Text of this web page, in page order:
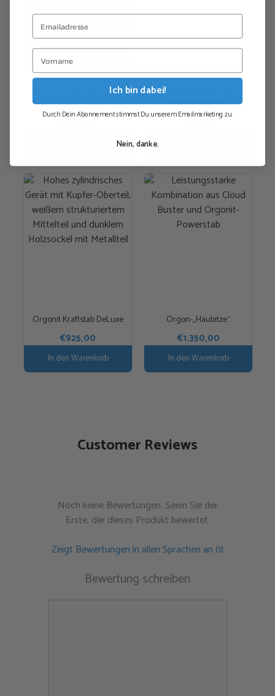
Komplettpaket Komplettpaket
€107,10
Orgonit Kraftstab DeLuxe
€925,00
In den Warenkorb
Orgon-„Haubitze“
€1.350,00
In den Warenkorb
Customer Reviews
Noch keine Bewertungen. Seien Sie der
Erste, der dieses Produkt bewertet.
Zeigt Bewertungen in allen Sprachen an (1)
Bewertung schreiben
Ich bin dabei!
Durch Dein Abonnement stimmst Du unserem Emailmarketing zu.
Nein, danke.